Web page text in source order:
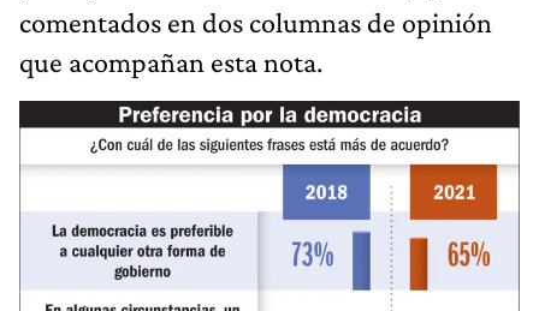
comentados en dos columnas de opinión
que acompañan esta nota.